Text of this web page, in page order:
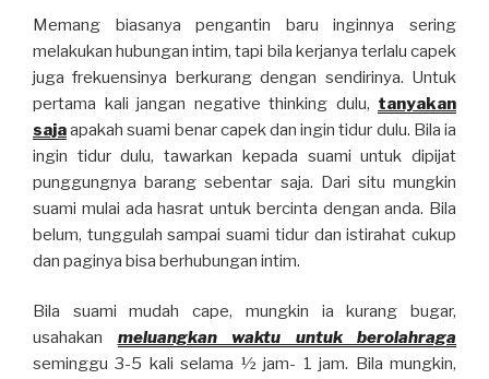
Memang biasanya pengantin baru inginnya sering
melakukan hubungan intim, tapi bila kerjanya terlalu capek
juga frekuensinya berkurang dengan sendirinya. Untuk
pertama kali jangan negative thinking dulu, tanyakan
sajaapakah suami benar capek dan ingin tidur dulu. Bila ia
ingin tidur dulu, tawarkan kepada suami untuk dipijat
punggungnya barang sebentar saja. Dari situ mungkin
suami mulai ada hasrat untuk bercinta dengan anda. Bila
belum, tunggulah sampai suami tidur dan istirahat cukup
dan paginya bisa berhubungan intim.
Bila suami mudah cape, mungkin ia kurang bugar,
usahakan meluangkan waktu untuk berolahraga
seminggu 3-5 kali selama ½ jam- 1 jam. Bila mungkin,